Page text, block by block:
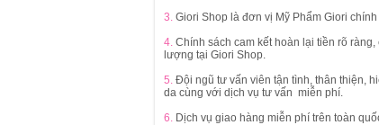
3. Giori Shop là đơn vị Mỹ Phẩm Giori
4. Chính sách cam kết hoàn lại tiền rõ
lượng tại Giori Shop.
5. Đội ngũ tư vấn viên tận tình, thân thiện,
da cùng với dịch vụ tư vấn miễn phí.
6. Dịch vụ giao hàng miễn phí trên toàn